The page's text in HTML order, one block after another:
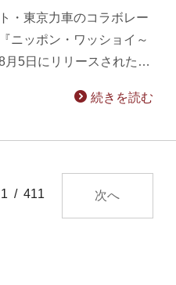
・東京力車のコラボレー
ニッポン・ワッショイ～
月5日にリリースされた…
続きを読む
/ 411 次へ